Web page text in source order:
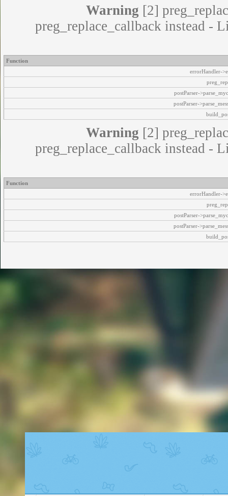
Warning [2]
preg_replace_callback instead -
Function
errorHandler-
postParser-
postParser-
Warning [2]
preg_replace_callback instead -
Function
errorHandler-
postParser-
postParser-